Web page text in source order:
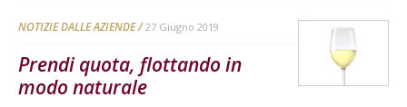
NOTIZIE DALLE AZIENDE 27 Giugno 2019
Prendi quota, flottando in
modo naturale